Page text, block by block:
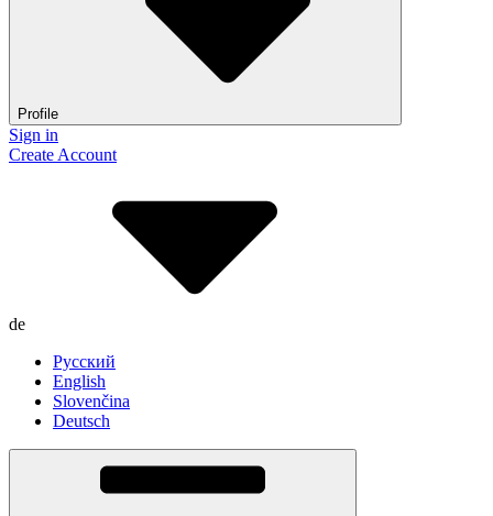
Profile
Sign in
Create Account
de
Русский
English
Slovenčina
Deutsch